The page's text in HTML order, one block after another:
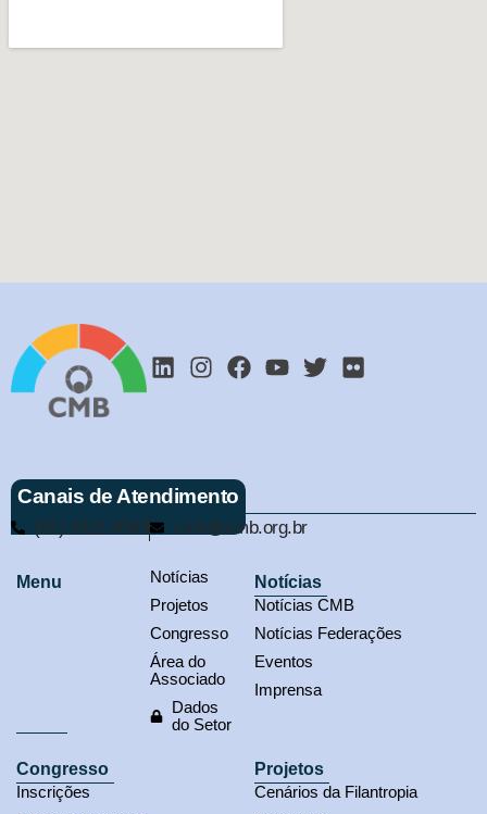
Canais de Atendimento
(61) 3321-9563 cmb@cmb.org.br
Menu
Notícias
Projetos
Congresso
Área do
Associado
Dados
do Setor
Notícias
Notícias CMB
Notícias Federações
Eventos
Imprensa
Congresso
Inscrições
Projetos
Cenários da Filantropia